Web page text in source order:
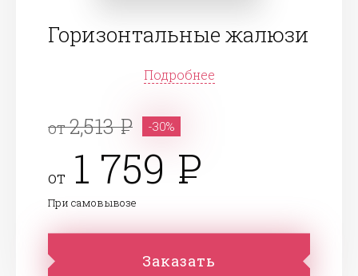
Горизонтальные жалюзи
Подробнее
от2,513 -30%
от 1 759
При самовывозе
Заказать